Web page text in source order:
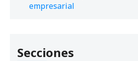
empresarial
Secciones